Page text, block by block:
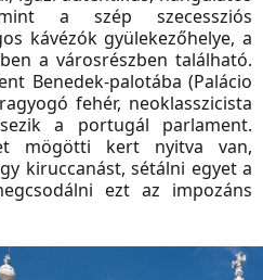
a szép szecessziós
kávézók gyülekezőhelye, a
a városrészben található.
Benedek-palotába (Palácio
fehér, neoklasszicista
a portugál parlament.
mögötti kert nyitva van,
kiruccanást, sétálni egyet a
ezt az impozáns